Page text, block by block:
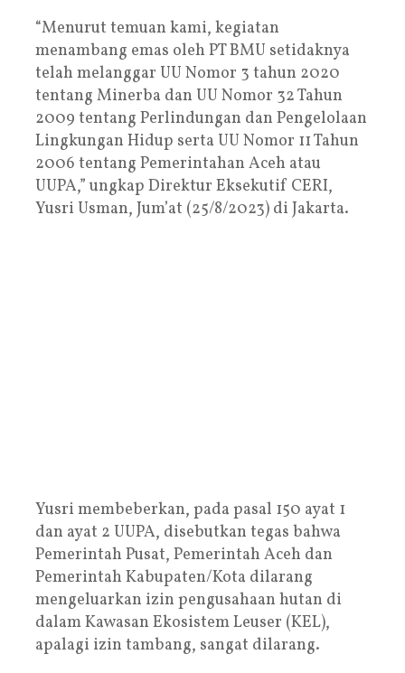
“Menurut temuan kami, kegiatan
menambang emas oleh PT BMU setidaknya
telah melanggar UU Nomor 3 tahun 2020
tentang Minerba dan UU Nomor 32 Tahun
2009 tentang Perlindungan dan Pengelolaan
Lingkungan Hidup serta UU Nomor 11 Tahun
2006 tentang Pemerintahan Aceh atau
UUPA,” ungkap Direktur Eksekutif CERI,
Yusri Usman, Jum’at (25/8/2023) di Jakarta.
Yusri membeberkan, pada pasal 150 ayat 1
dan ayat 2 UUPA, disebutkan tegas bahwa
Pemerintah Pusat, Pemerintah Aceh dan
Pemerintah Kabupaten/Kota dilarang
mengeluarkan izin pengusahaan hutan di
dalam Kawasan Ekosistem Leuser (KEL),
apalagi izin tambang, sangat dilarang.